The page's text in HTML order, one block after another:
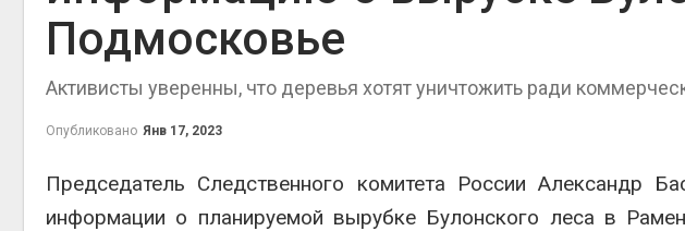
Подмосковье
Активисты уверенны, что деревья хотят уничтожить ради
Опубликовано Янв 17, 2023
Председатель Следственного комитета России Александр
информации о планируемой вырубке Булонского леса в
может помочь
Минприроды
Авг 7, 2026